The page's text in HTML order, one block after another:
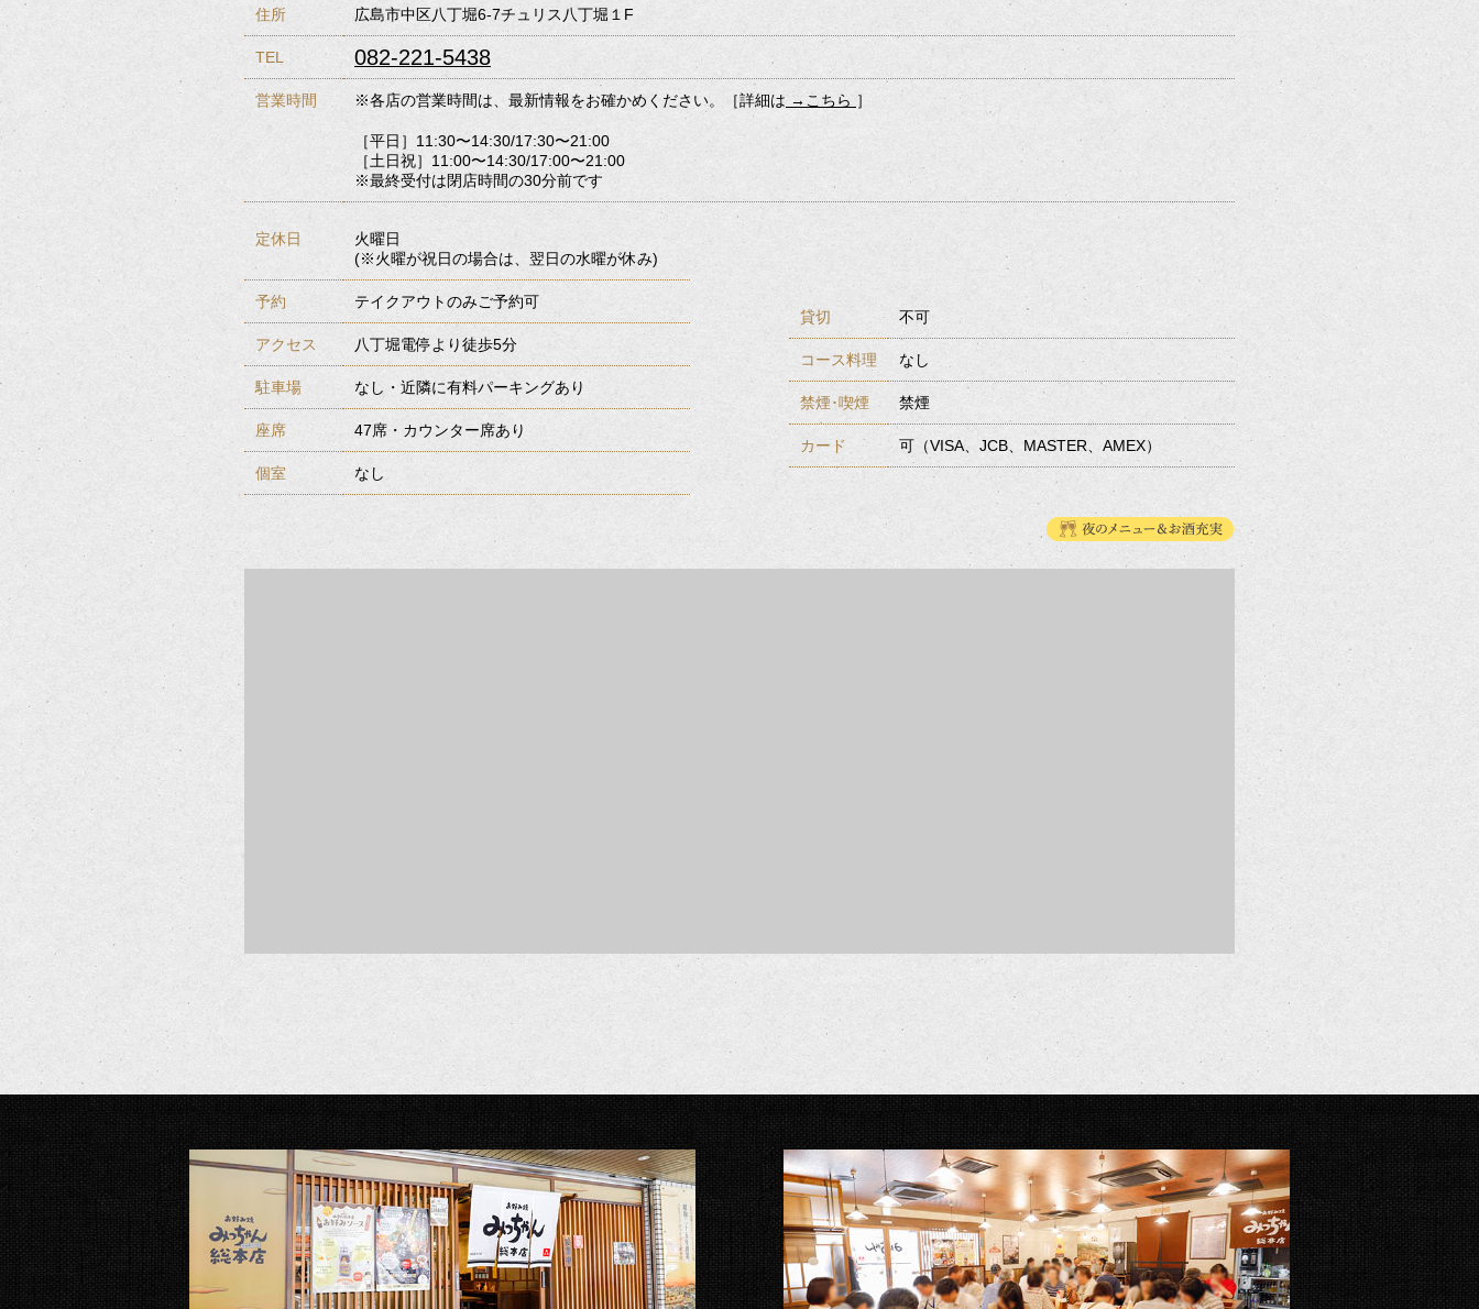
住所 広島市中区八丁堀6-7チュリス八丁堀１F
TEL 082-221-5438
営業時間 ※各店の営業時間は、最新情報をお確かめください。［詳細は →こちら ］
［平日］11:30〜14:30/17:30〜21:00
［土日祝］11:00〜14:30/17:00〜21:00
※最終受付は閉店時間の30分前です
定休日
火曜日
(※火曜が祝日の場合は、翌日の水曜が休み)
予約 テイクアウトのみご予約可
アクセス 八丁堀電停より徒歩5分
駐車場 なし・近隣に有料パーキングあり
座席 47席・カウンター席あり
個室 なし
貸切 不可
コース料理 なし
禁煙･喫煙 禁煙
カード 可（VISA、JCB、MASTER、AMEX）